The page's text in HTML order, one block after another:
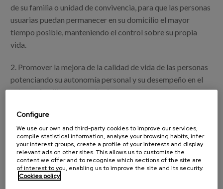
de su familia o unidad de convivencia, para que las personas
usuarias puedan permanecer en su domicilio el mayor
tiempo posible, manteniendo el control sobre su propia
vida.
2. Promover la mejora de la calidad de vida de las personas
potenciando su autonomía personal y su desempeño en el
entorno familiar y comunitario.
3. Evitar o retrasar el deterioro de situaciones personales
(físicas, psicológicas y/o cognitivas) y sociales.
4. Retrasar el máximo posible la institucionalización de las
personas dependientes.
5. Mantener y potenciar las capacidades de la persona.
Configure
We use our own and third-party cookies to improve our services,
compile statistical information, analyse your browsing habits, infer
your interest groups, create a profile of your interests and display
relevant ads on other sites. This allows us to customise the
content we offer and to recognise which sections of the site are
of interest to you, enabling us to improve the site and its security.
Cookies policy